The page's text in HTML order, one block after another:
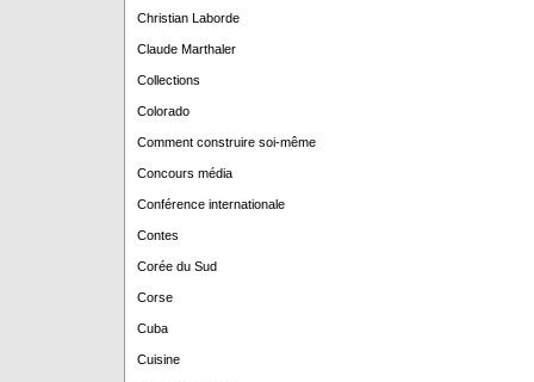
Christian Laborde
Claude Marthaler
Collections
Colorado
Comment construire soi-même
Concours média
Conférence internationale
Contes
Corée du Sud
Corse
Cuba
Cuisine